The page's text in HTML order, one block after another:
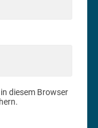
diesem Browser